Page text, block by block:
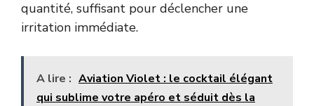
quantité, suffisant pour déclencher une
irritation immédiate.
A lire : Aviation Violet : le cocktail élégant
qui sublime votre apéro et séduit dès la